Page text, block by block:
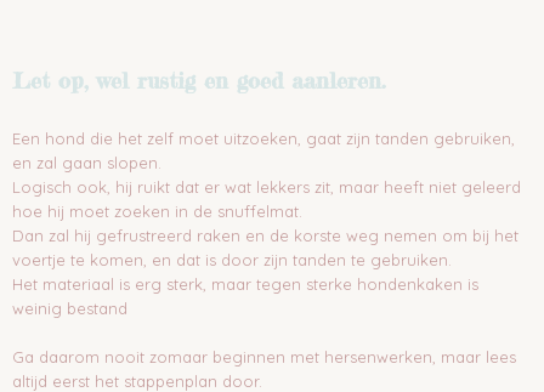
Let op, wel rustig en goed aanleren.
Een hond die het zelf moet uitzoeken, gaat zijn tanden gebruiken,
en zal gaan slopen.
Logisch ook, hij ruikt dat er wat lekkers zit, maar heeft niet geleerd
hoe hij moet zoeken in de snuffelmat.
Dan zal hij gefrustreerd raken en de korste weg nemen om bij het
voertje te komen, en dat is door zijn tanden te gebruiken.
Het materiaal is erg sterk, maar tegen sterke hondenkaken is
weinig bestand
Ga daarom nooit zomaar beginnen met hersenwerken, maar lees
altijd eerst het stappenplan door.